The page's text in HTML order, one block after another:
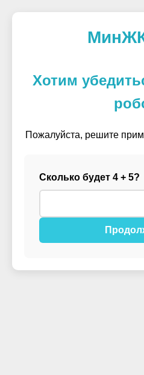
Хотим
Пожалуйста, решите
Сколько будет 4 + 5?